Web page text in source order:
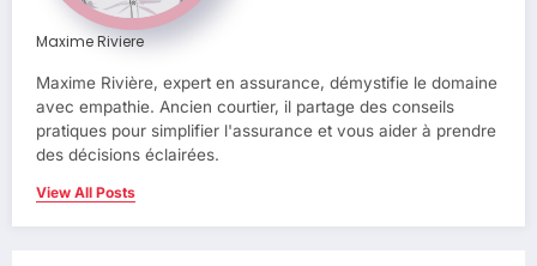
Maxime Riviere
Maxime Rivière, expert en assurance, démystifie le domaine
avec empathie. Ancien courtier, il partage des conseils
pratiques pour simplifier l'assurance et vous aider à prendre
des décisions éclairées.
View All Posts